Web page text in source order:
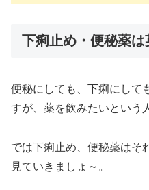
下痢止め・便秘薬は
便秘にしても、下痢にして
すが、薬を飲みたいという
では下痢止め、便秘薬はそ
見ていきましょ～。